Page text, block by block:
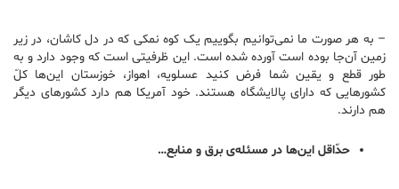
– به هر صورت ما نمی‌توانیم بگوییم یک کوه نمکی که در دل کاشان، در زیر
زمین آن‌جا بوده است آورده شده است. این ظرفیتی است که وجود دارد و به
طور قطع و یقین شما فرض کنید عسلویه، اهواز، خوزستان این‌ها کلّ
کشورهایی که دارای پالایشگاه هستند. خود آمریکا هم دارد کشورهای دیگر
هم دارند.
حدّاقل این‌ها در مسئله‌ی برق و منابع…